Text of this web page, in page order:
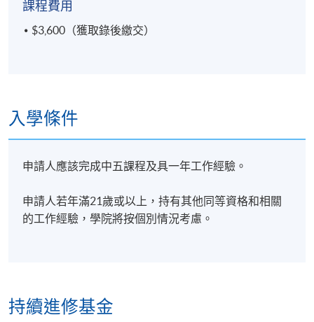
課程費用
$3,600（獲取錄後繳交）
入學條件
申請人應該完成中五課程及具一年工作經驗。
申請人若年滿21歲或以上，持有其他同等資格和相關
的工作經驗，學院將按個別情況考慮。
持續進修基金